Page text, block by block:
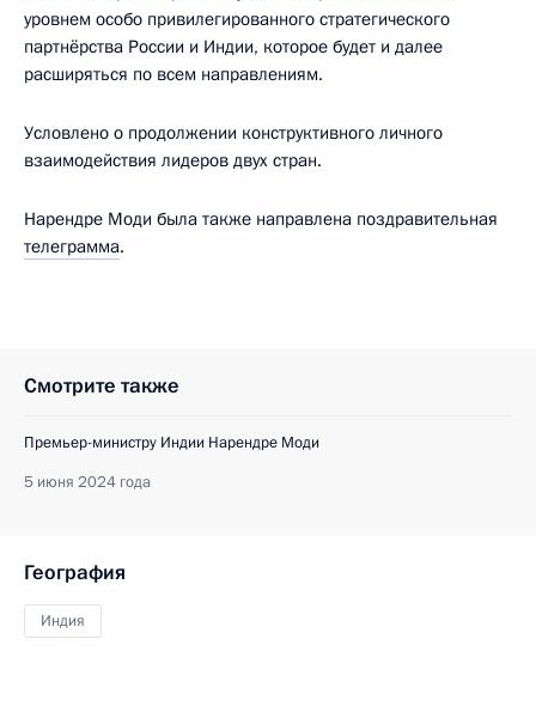
уровнем особо привилегированного стратегического
партнёрства России и Индии, которое будет и далее
расширяться по всем направлениям.
Условлено о продолжении конструктивного личного
взаимодействия лидеров двух стран.
Нарендре Моди была также направлена поздравительная
телеграмма.
Смотрите также
Премьер-министру Индии Нарендре Моди
5 июня 2024 года
География
Индия